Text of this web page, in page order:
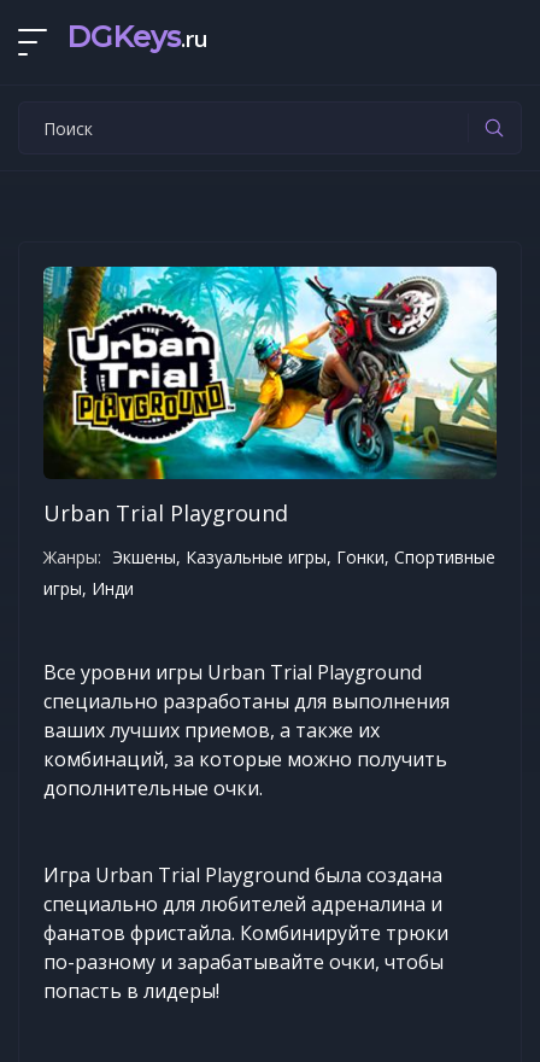
DGKeys.ru
Urban Trial Playground
Жанры: Экшены, Казуальные игры, Гонки, Спортивные
игры, Инди
Все уровни игры Urban Trial Playground
специально разработаны для выполнения
ваших лучших приемов, а также их
комбинаций, за которые можно получить
дополнительные очки.
Игра Urban Trial Playground была создана
специально для любителей адреналина и
фанатов фристайла. Комбинируйте трюки
по-разному и зарабатывайте очки, чтобы
попасть в лидеры!